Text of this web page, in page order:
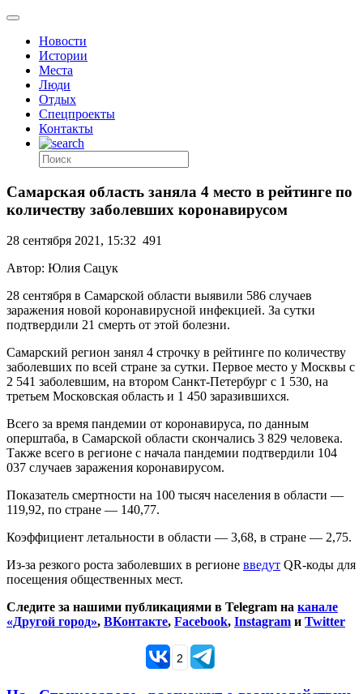
Новости
Истории
Места
Люди
Отдых
Спецпроекты
Контакты
Самарская область заняла 4 место в рейтинге по
количеству заболевших коронавирусом
28 сентября 2021, 15:32 491
Автор: Юлия Сацук
28 сентября в Самарской области выявили 586 случаев
заражения новой коронавирусной инфекцией. За сутки
подтвердили 21 смерть от этой болезни.
Самарский регион занял 4 строчку в рейтинге по количеству
заболевших по всей стране за сутки. Первое место у Москвы с
2 541 заболевшим, на втором Санкт-Петербург с 1 530, на
третьем Московская область и 1 450 заразившихся.
Всего за время пандемии от коронавируса, по данным
оперштаба, в Самарской области скончались 3 829 человека.
Также всего в регионе с начала пандемии подтвердили 104
037 случаев заражения коронавирусом.
Показатель смертности на 100 тысяч населения в области —
119,92, по стране — 140,77.
Коэффициент летальности в области — 3,68, в стране — 2,75.
Из-за резкого роста заболевших в регионе введут QR-коды для
посещения общественных мест.
Следите за нашими публикациями в Telegram на канале
«Другой город», ВКонтакте, Facebook, Instagram и Twitter
2